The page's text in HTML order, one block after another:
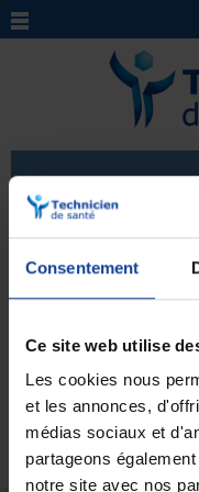
Consentement
Ce site web utilise
Les cookies nous
et les annonces,
médias sociaux et
partageons
notre site avec nos
Papier
ECG / Papier :
papier pour ECG de
un enregistrement
électriques du cœur.
choisissant notre
professionnels et
Aucun produit pour le